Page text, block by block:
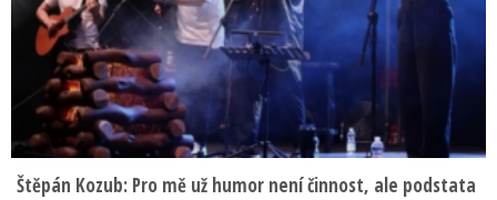
Štěpán Kozub: Pro mě už humor není činnost, ale podstata